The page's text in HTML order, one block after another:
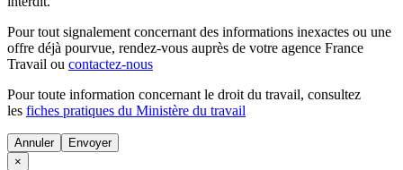
Pour tout signalement concernant des informations inexactes ou une
offre déjà pourvue, rendez-vous auprès de votre agence France
Travail ou contactez-nous
Pour toute information concernant le droit du travail, consultez
les fiches pratiques du Ministère du travail
Annuler
×